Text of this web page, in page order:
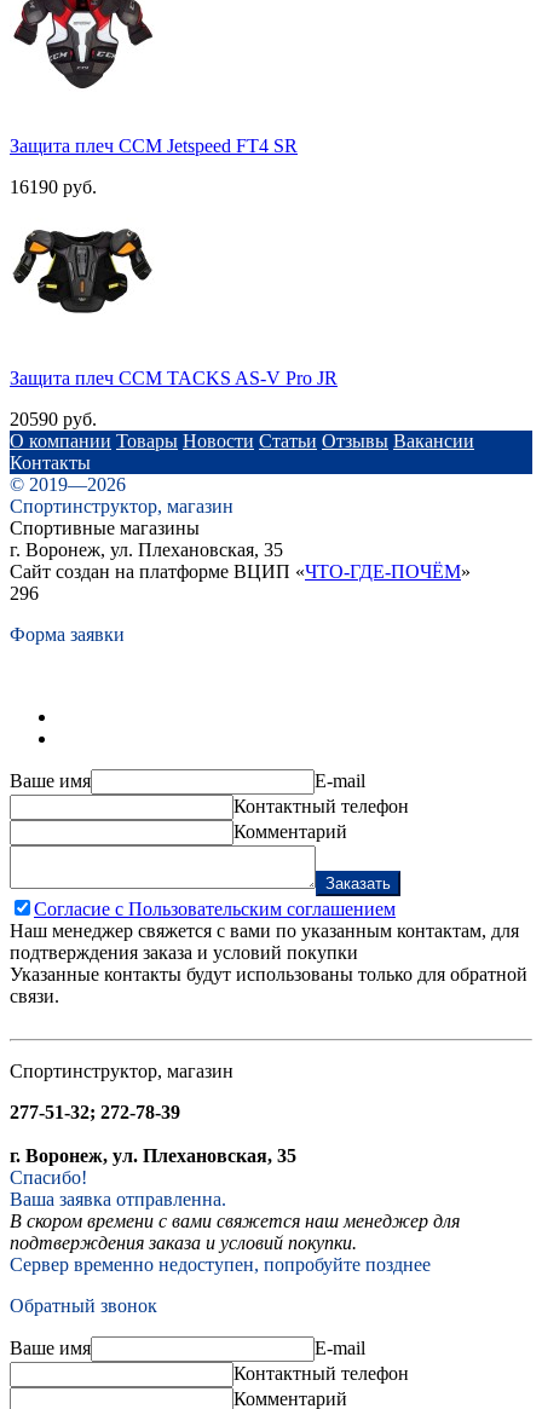
Защита плеч ССМ Jetspeed FT4 SR
16190 руб.
Защита плеч ССМ TACKS AS-V Pro JR
20590 руб.
О компании Товары Новости Статьи Отзывы Вакансии
Контакты
© 2019—2026
Спортинструктор, магазин
Спортивные магазины
г. Воронеж, ул. Плехановская, 35
Сайт создан на платформе ВЦИП «ЧТО-ГДЕ-ПОЧЁМ»
296
Форма заявки
Ваше имя
E-mail
Контактный телефон
Комментарий
Заказать
Согласие с Пользовательским соглашением
Наш менеджер свяжется с вами по указанным контактам, для
подтверждения заказа и условий покупки
Указанные контакты будут использованы только для обратной
связи.
Спортинструктор, магазин
277-51-32; 272-78-39
г. Воронеж, ул. Плехановская, 35
Спасибо!
Ваша заявка отправленна.
В скором времени с вами свяжется наш менеджер для
подтверждения заказа и условий покупки.
Сервер временно недоступен, попробуйте позднее
Обратный звонок
Ваше имя
E-mail
Контактный телефон
Комментарий